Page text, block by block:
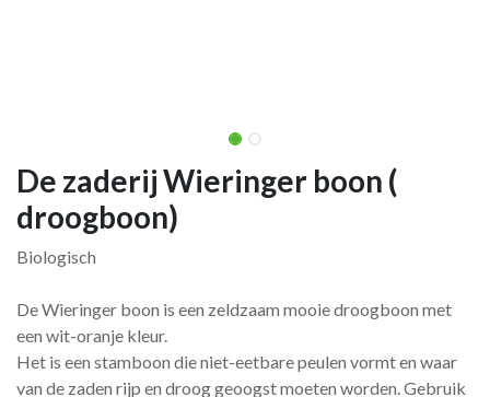
De zaderij Wieringer boon (
droogboon)
Biologisch
De Wieringer boon is een zeldzaam mooie droogboon met
een wit-oranje kleur.
Het is een stamboon die niet-eetbare peulen vormt en waar
van de zaden rijp en droog geoogst moeten worden. Gebruik